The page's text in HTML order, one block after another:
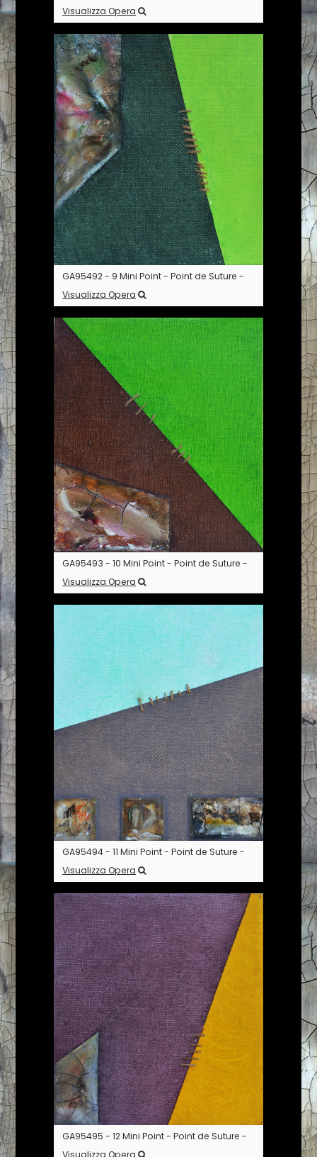
Visualizza Opera
GA95492 - 9 Mini Point - Point de Suture -
Visualizza Opera
GA95493 - 10 Mini Point - Point de Suture -
Visualizza Opera
GA95494 - 11 Mini Point - Point de Suture -
Visualizza Opera
GA95495 - 12 Mini Point - Point de Suture -
Visualizza Opera